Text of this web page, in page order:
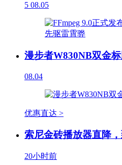
5 08.05
漫步者W830NB双金
08.04
优惠直达 >
索尼金砖播放器直降
20小时前